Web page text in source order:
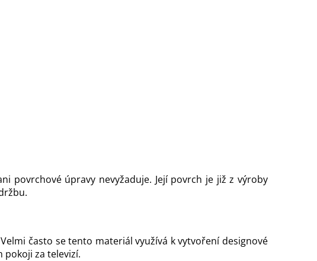
povrchové úpravy nevyžaduje. Její povrch je již z výroby
často se tento materiál využívá k vytvoření designové
pokoji za televizí.